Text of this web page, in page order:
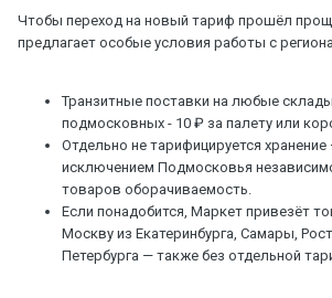
Чтобы переход на новый тариф прошёл
предлагает особые условия работы с
Транзитные поставки на любые
подмосковных - 10 ₽ за палету или
Отдельно не тарифицируется хранение
исключением Подмосковья
товаров оборачиваемость.
Если понадобится, Маркет привезёт
Москву из Екатеринбурга, Самары,
Петербурга — также без отдельной